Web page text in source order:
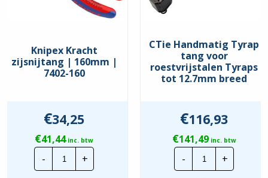
Knipex Kracht
zijsnijtang | 160mm |
7402-160
€34,25
€41,44inc. btw
-
Knipex
Kracht
zijsnijtang
+
CTie Handmatig Tyrap
tang voor
roestvrijstalen Tyraps
tot 12.7mm breed
€116,93
€141,49inc. btw
-
CTie
Handmatig
Tyrap
+